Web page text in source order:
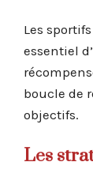
Les
essentiel
boucle de
objectifs.
Les